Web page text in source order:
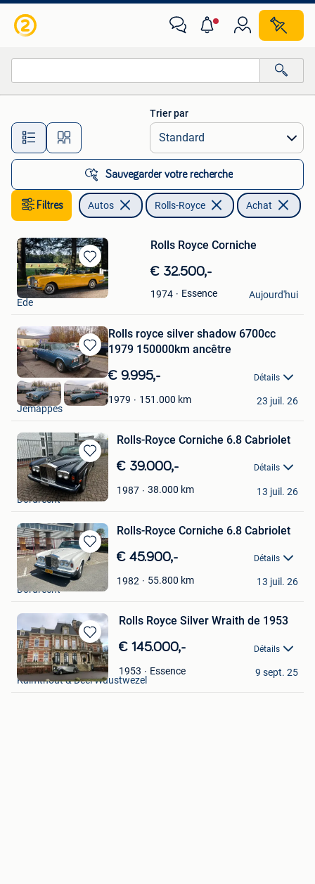
Toutes les distances…
Trier par
Sauvegarder votre recherche
Filtres Autos Rolls-Royce Achat
Sauvegarder
dans
Mes
Rolls Royce Corniche
€ 32.500,-
1974 Essence
Herman Stöver
Ede
Aujourd'hui
Sauvegarder
dans
Mes
Favoris
Rolls royce silver shadow 6700cc
1979 150000km ancêtre
€ 9.995,- Détails
1979 151.000 km
JCARS
Jemappes
23 juil. 26
Sauvegarder
dans
Mes
Favoris
Rolls-Royce Corniche 6.8 Cabriolet
€ 39.000,- Détails
1987 38.000 km
johnny
Dordrecht
13 juil. 26
Sauvegarder
dans
Mes
Favoris
Rolls-Royce Corniche 6.8 Cabriolet
€ 45.900,- Détails
1982 55.800 km
johnny
Dordrecht
13 juil. 26
Sauvegarder
dans
Mes
Favoris
Rolls Royce Silver Wraith de 1953
€ 145.000,- Détails
1953 Essence
Elie Regnard
Kalmthout & Deel Wuustwezel
9 sept. 25